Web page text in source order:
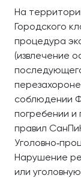
На
Городского
процедура
(извлечение
соблюдении
погребении и
правил
Нарушение
или